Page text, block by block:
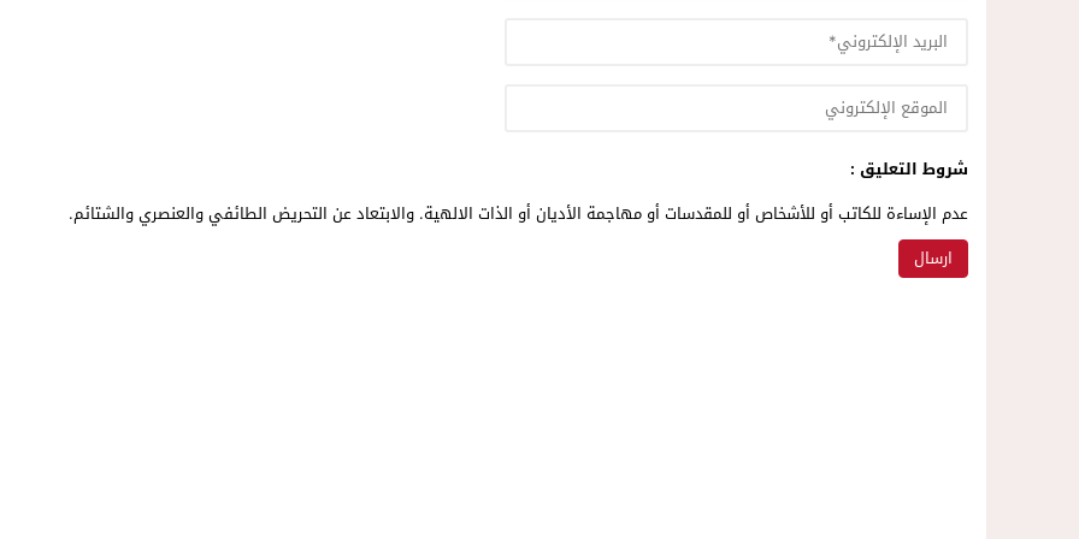
شروط التعليق :
عدم الإساءة للكاتب أو للأشخاص أو للمقدسات أو مهاجمة الأديان أو الذات الالهية. والابتعاد عن التحريض الطائفي والعنصري والشتائم.